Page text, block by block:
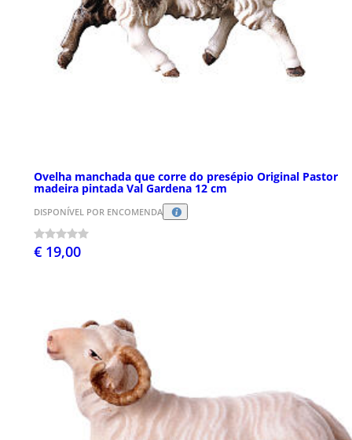
Ovelha manchada que corre do presépio Original Pastor
madeira pintada Val Gardena 12 cm
DISPONÍVEL POR ENCOMENDA
€ 19,00